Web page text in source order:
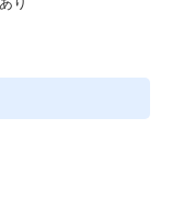
流計画を実現し、
型自動倉庫（CF
供。
の源泉です。